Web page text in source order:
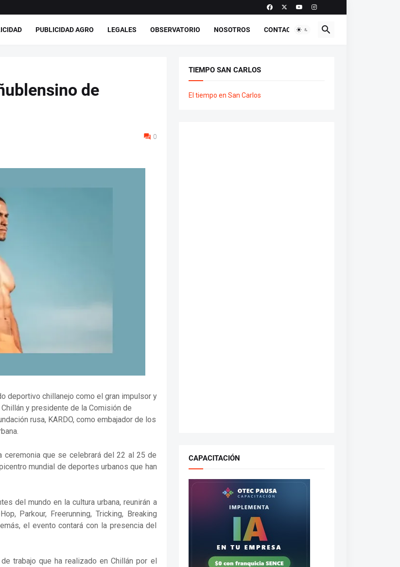
PUBLICIDAD AGRO LEGALES OBSERVATORIO NOSOTROS CONTACTO
de
0
deportivo chillanejo como el gran impulsor y
y presidente de la Comisión de
rusa, KARDO, como embajador de los
que se celebrará del 22 al 25 de
mundial de deportes urbanos que han
del mundo en la cultura urbana, reunirán a
Parkour, Freerunning, Tricking, Breaking
el evento contará con la presencia del
trabajo que ha realizado en Chillán por el
TIEMPO SAN CARLOS
El tiempo en San Carlos
CAPACITACIÓN